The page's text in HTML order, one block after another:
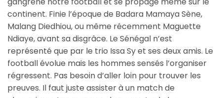
continent. Finie l’époque de Badara Mamaya Sène,
Malang Diedhiou, ou même récemment Maguette
Ndiaye, avant sa disgrâce. Le Sénégal n’est
représenté que par le trio Issa Sy et ses deux amis. Le
football évolue mais les hommes sensés l’organiser
régressent. Pas besoin d’aller loin pour trouver les
preuves. Il faut juste assister à un match de